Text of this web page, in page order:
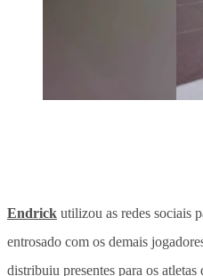
Endrick utilizou as redes sociais
entrosado com os demais
distribuiu presentes para os atletas